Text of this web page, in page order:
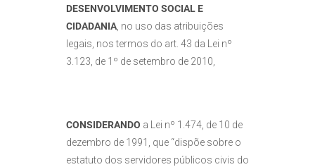
DESENVOLVIMENTO SOCIAL E
CIDADANIA , no uso das atribuições
legais, nos termos do art. 43 da Lei nº
3.123, de 1º de setembro de 2010,
CONSIDERANDO a Lei nº 1.474, de 10 de
dezembro de 1991, que “dispõe sobre o
estatuto dos servidores públicos civis do